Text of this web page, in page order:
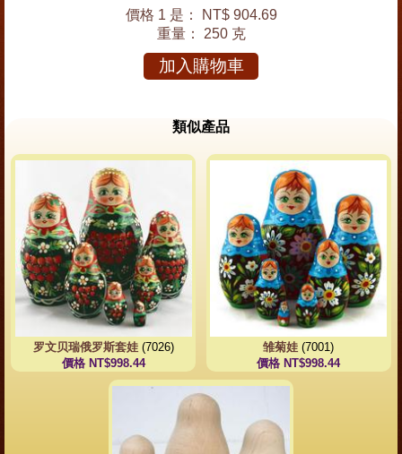
價格 1 是：
NT$ 904.69
重量： 250 克
加入購物車
類似產品
罗文贝瑞俄罗斯套娃(7026)
價格 NT$998.44
雏菊娃 (7001)
價格 NT$998.44